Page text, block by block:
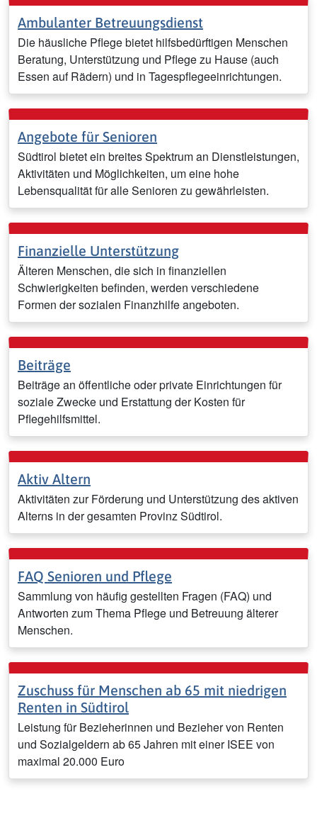
Ambulanter Betreuungsdienst
Die häusliche Pflege bietet hilfsbedürftigen Menschen
Beratung, Unterstützung und Pflege zu Hause (auch
Essen auf Rädern) und in Tagespflegeeinrichtungen.
Angebote für Senioren
Südtirol bietet ein breites Spektrum an Dienstleistungen,
Aktivitäten und Möglichkeiten, um eine hohe
Lebensqualität für alle Senioren zu gewährleisten.
Finanzielle Unterstützung
Älteren Menschen, die sich in finanziellen
Schwierigkeiten befinden, werden verschiedene
Formen der sozialen Finanzhilfe angeboten.
Beiträge
Beiträge an öffentliche oder private Einrichtungen für
soziale Zwecke und Erstattung der Kosten für
Pflegehilfsmittel.
Aktiv Altern
Aktivitäten zur Förderung und Unterstützung des aktiven
Alterns in der gesamten Provinz Südtirol.
FAQ Senioren und Pflege
Sammlung von häufig gestellten Fragen (FAQ) und
Antworten zum Thema Pflege und Betreuung älterer
Menschen.
Zuschuss für Menschen ab 65 mit niedrigen
Renten in Südtirol
Leistung für Bezieherinnen und Bezieher von Renten
und Sozialgeldern ab 65 Jahren mit einer ISEE von
maximal 20.000 Euro